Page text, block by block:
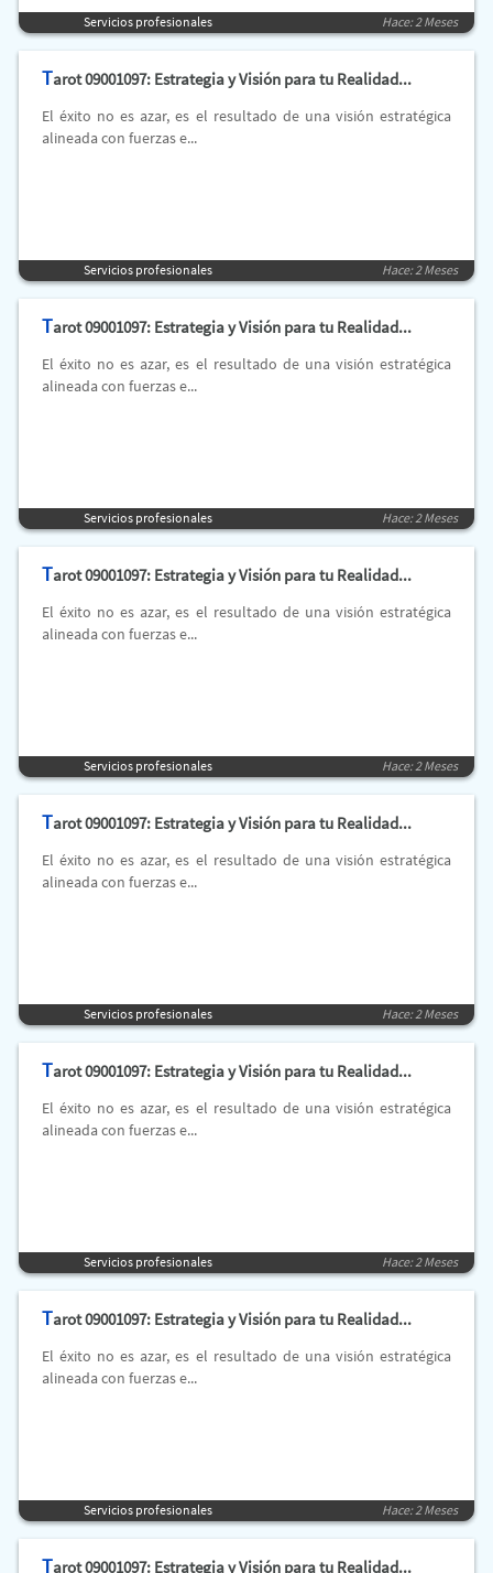
Servicios profesionales Hace: 2 Meses
Tarot 09001097: Estrategia y Visión para tu Realidad...
El éxito no es azar, es el resultado de una visión estratégica
alineada con fuerzas e...
Servicios profesionales Hace: 2 Meses
Tarot 09001097: Estrategia y Visión para tu Realidad...
El éxito no es azar, es el resultado de una visión estratégica
alineada con fuerzas e...
Servicios profesionales Hace: 2 Meses
Tarot 09001097: Estrategia y Visión para tu Realidad...
El éxito no es azar, es el resultado de una visión estratégica
alineada con fuerzas e...
Servicios profesionales Hace: 2 Meses
Tarot 09001097: Estrategia y Visión para tu Realidad...
El éxito no es azar, es el resultado de una visión estratégica
alineada con fuerzas e...
Servicios profesionales Hace: 2 Meses
Tarot 09001097: Estrategia y Visión para tu Realidad...
El éxito no es azar, es el resultado de una visión estratégica
alineada con fuerzas e...
Servicios profesionales Hace: 2 Meses
Tarot 09001097: Estrategia y Visión para tu Realidad...
El éxito no es azar, es el resultado de una visión estratégica
alineada con fuerzas e...
Servicios profesionales Hace: 2 Meses
Tarot 09001097: Estrategia y Visión para tu Realidad...